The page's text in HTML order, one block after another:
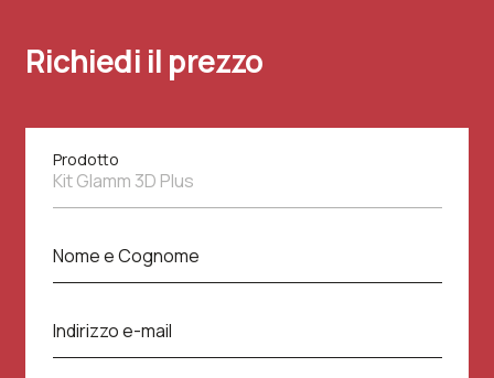
Richiedi il prezzo
P
r
o
o
o
Prodotto
o
m
e
Nome e Cognome
n
d
Indirizzo e-mail